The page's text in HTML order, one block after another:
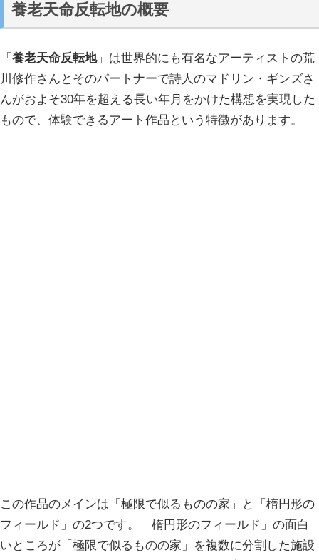
養老天命反転地の概要
「 養老天命反転地」は世界的にも有名なアーティストの荒
川修作さんとそのパートナーで詩人のマドリン・ギンズさ
んがおよそ30年を超える長い年月をかけた構想を実現した
もので、体験できるアート作品という特徴があります。
この作品のメインは「極限で似るものの家」と「楕円形の
フィールド」の2つです。「楕円形のフィールド」の面白
いところが「極限で似るものの家」を複数に分割した施設